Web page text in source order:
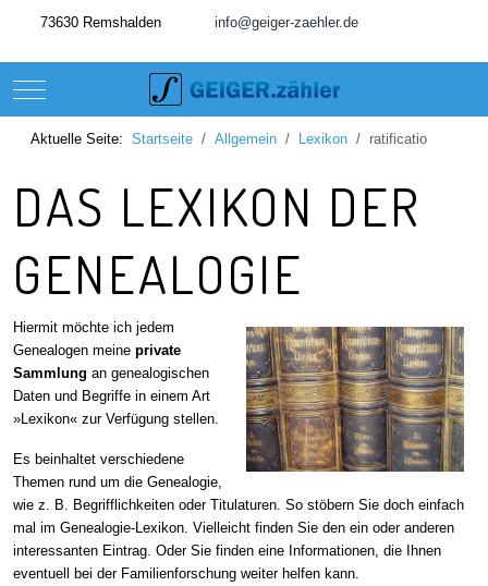
73630 Remshalden info@geiger-zaehler.de
Mobile Menu Toggle
Aktuelle Seite: Startseite Allgemein Lexikon ratificatio
DAS LEXIKON DER
GENEALOGIE
Hiermit möchte ich jedem
Genealogen meine private
Sammlung an genealogischen
Daten und Begriffe in einem Art
»Lexikon« zur Verfügung stellen.
Es beinhaltet verschiedene
Themen rund um die Genealogie,
wie z. B. Begrifflichkeiten oder Titulaturen. So stöbern Sie doch einfach
mal im Genealogie-Lexikon. Vielleicht finden Sie den ein oder anderen
interessanten Eintrag. Oder Sie finden eine Informationen, die Ihnen
eventuell bei der Familienforschung weiter helfen kann.